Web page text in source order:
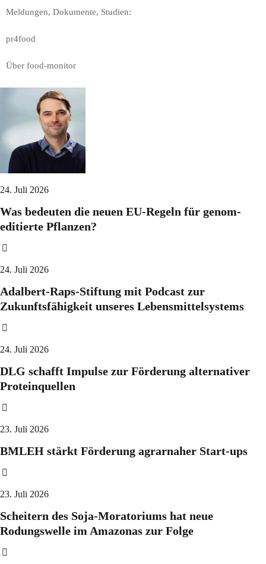
Meldungen, Dokumente, Studien:
pr4food
Über food-monitor
24. Juli 2026
Was bedeuten die neuen EU-Regeln für genom-
editierte Pflanzen?
24. Juli 2026
Adalbert-Raps-Stiftung mit Podcast zur
Zukunftsfähigkeit unseres Lebensmittelsystems
24. Juli 2026
DLG schafft Impulse zur Förderung alternativer
Proteinquellen
23. Juli 2026
BMLEH stärkt Förderung agrarnaher Start-ups
23. Juli 2026
Scheitern des Soja-Moratoriums hat neue
Rodungswelle im Amazonas zur Folge